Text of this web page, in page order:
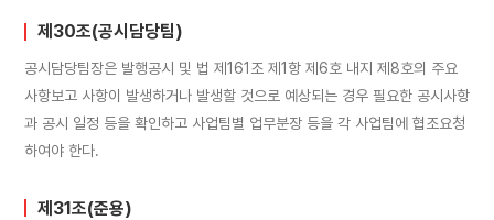
제30조(공시담당팀)
공시담당팀장은 발행공시 및 법 제161조 제1항 제6호 내지 제8호의 주요
사항보고 사항이 발생하거나 발생할 것으로 예상되는 경우 필요한 공시사항
과 공시 일정 등을 확인하고 사업팀별 업무분장 등을 각 사업팀에 협조요청
하여야 한다.
제31조(준용)